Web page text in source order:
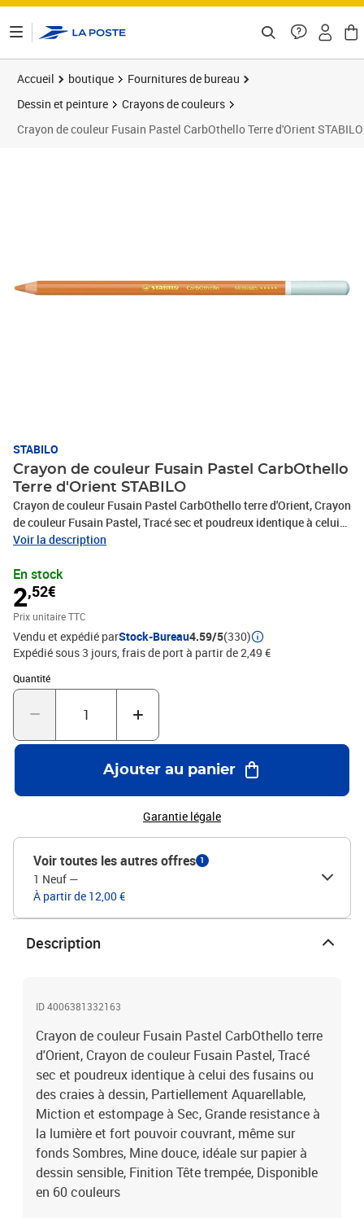
Accueil boutique
Fournitures de bureau
Dessin et peinture
Crayons de couleurs
Crayon de couleur Fusain Pastel CarbOthello Terre d'Orient STABILO
STABILO
Crayon de couleur Fusain Pastel CarbOthello
Terre d'Orient STABILO
Crayon de couleur Fusain Pastel CarbOthello terre d'Orient, Crayon
de couleur Fusain Pastel, Tracé sec et poudreux identique à celui
des fusains ou des craies à dessin, Partiellement Aquarellable,
pouvoir couvrant, même sur fonds Sombres, Mine douce, idéale
sur papier à dessin sensible, Finition Tête trempée, Disponible en
60 couleurs
Voir la description
En stock
2,52€
Prix unitaire TTC
Vendu et expédié parStock-Bureau4.59/5(330)
Expédié sous 3 jours, frais de port à partir de 2,49 €
Quantité
Quantité : 1
Ajouter au panier
Garantie légale
Voir toutes les autres offres 1
1 Neuf —
À partir de 12,00 €
Description
ID 4006381332163
Crayon de couleur Fusain Pastel CarbOthello terre
d'Orient, Crayon de couleur Fusain Pastel, Tracé
sec et poudreux identique à celui des fusains ou
des craies à dessin, Partiellement Aquarellable,
Miction et estompage à Sec, Grande resistance à
la lumière et fort pouvoir couvrant, même sur
fonds Sombres, Mine douce, idéale sur papier à
dessin sensible, Finition Tête trempée, Disponible
en 60 couleurs